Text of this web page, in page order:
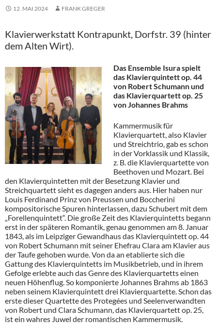
12. MAI 2024 FRANK GREGER
Klavierwerkstatt Kontrapunkt, Dorfstr. 39 (hinter
dem Alten Wirt).
Das Ensemble Isura spielt
das Klavierquintett op. 44
von Robert Schumann und
das Klavierquartett op. 25
von Johannes Brahms
Kammermusik für
Klavierquartett, also Klavier
und Streichtrio, gab es schon
in der Vorklassik und Klassik,
z. B. die Klavierquartette von
Beethoven und Mozart. Bei
den Klavierquintetten mit der Besetzung Klavier und
Streichquartett sieht es dagegen anders aus. Hier haben nur
Louis Ferdinand Prinz von Preussen und Boccherini
kompositorische Spuren hinterlassen, dazu Schubert mit dem
„Forellenquintett“. Die große Zeit des Klavierquintetts begann
erst in der späteren Romantik, genau genommen am 8. Januar
1843, als im Leipziger Gewandhaus das Klavierquintett op. 44
von Robert Schumann mit seiner Ehefrau Clara am Klavier aus
der Taufe gehoben wurde. Von da an etablierte sich die
Gattung des Klavierquintetts im Musikbetrieb, und in ihrem
Gefolge erlebte auch das Genre des Klavierquartetts einen
neuen Höhenflug. So komponierte Johannes Brahms ab 1863
neben seinem Klavierquintett drei Klavierquartette. Schon das
erste dieser Quartette des Protegées und Seelenverwandten
von Robert und Clara Schumann, das Klavierquartett op. 25,
ist ein wahres Juwel der romantischen Kammermusik.